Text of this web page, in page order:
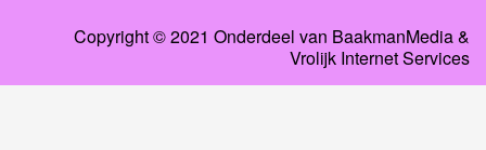
Copyright © 2021 Onderdeel van BaakmanMedia&
Vrolijk Internet Services